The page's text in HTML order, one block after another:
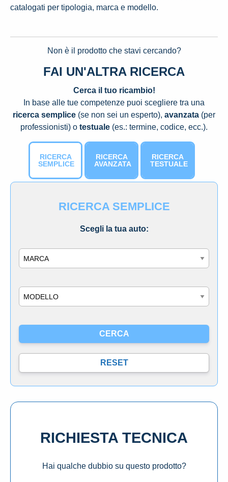
catalogati per tipologia, marca e modello.
Non è il prodotto che stavi cercando?
FAI UN'ALTRA RICERCA
Cerca il tuo ricambio!
In base alle tue competenze puoi scegliere tra una
ricerca semplice (se non sei un esperto), avanzata (per
professionisti) o testuale (es.: termine, codice, ecc.).
RICERCA
SEMPLICE
RICERCA
AVANZATA
RICERCA
TESTUALE
RICERCA SEMPLICE
Scegli la tua auto:
RICHIESTA TECNICA
Hai qualche dubbio su questo prodotto?